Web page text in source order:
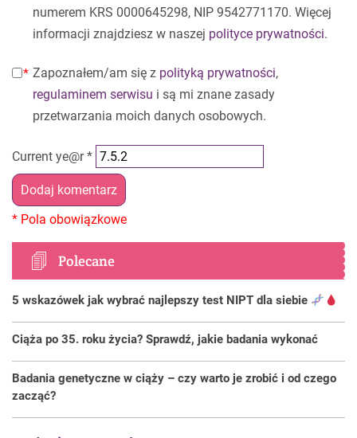
numerem KRS 0000645298, NIP 9542771170. Więcej
informacji znajdziesz w naszej polityce prywatności.
Zapoznałem/am się z polityką prywatności,
regulaminem serwisu i są mi znane zasady
przetwarzania moich danych osobowych.
Current ye@r*
Polecane
5 wskazówek jak wybrać najlepszy test NIPT dla siebie
Ciąża po 35. roku życia? Sprawdź, jakie badania wykonać
Badania genetyczne w ciąży – czy warto je zrobić i od czego
zacząć?